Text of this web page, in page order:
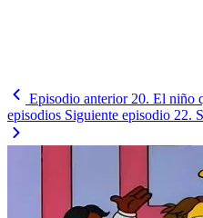
Episodio anterior 20. El niño
episodios Siguiente episodio 22.